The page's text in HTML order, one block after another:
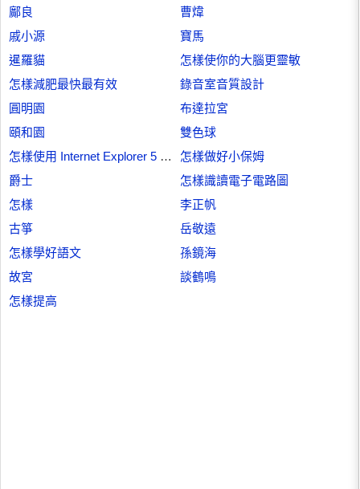
鄺良
曹煒
戚小源
寶馬
暹羅貓
怎樣使你的大腦更靈敏
怎樣減肥最快最有效
錄音室音質設計
圓明園
布達拉宮
頤和園
雙色球
怎樣使用 Internet Explorer 5 瀏覽器
怎樣做好小保姆
爵士
怎樣識讀電子電路圖
怎樣
李正帆
古箏
岳敬遠
怎樣學好語文
孫鏡海
故宮
談鶴鳴
怎樣提高